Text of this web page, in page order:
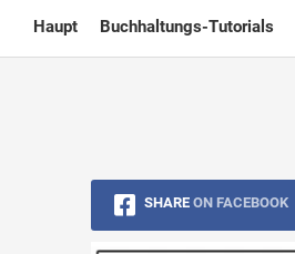
content
Haupt Buchhaltungs-Tutorials
SHARE ON FACEBOOK